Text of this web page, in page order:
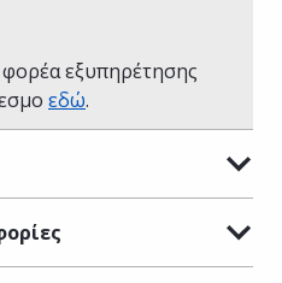
φορέα εξυπηρέτησης
εδώ.